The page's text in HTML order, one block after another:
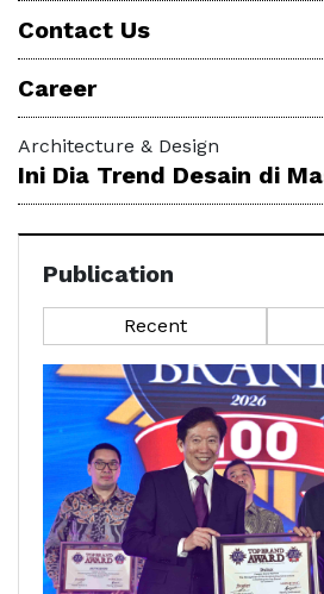
Contact Us
Career
Architecture & Design
Ini Dia Trend Desain di
Publication
Recent